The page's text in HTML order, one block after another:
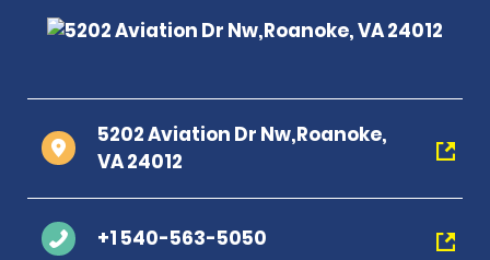
5202 Aviation Dr Nw,Roanoke,
VA 24012
+1 540-563-5050